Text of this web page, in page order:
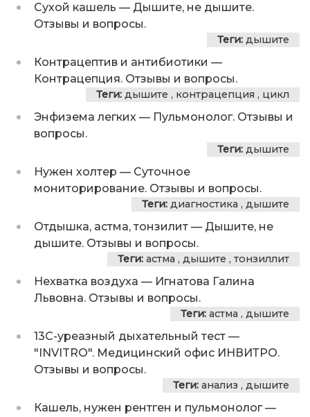
Сухой кашель — Дышите, не дышите.
Отзывы и вопросы.
Теги: дышите
Контрацептив и антибиотики —
Контрацепция. Отзывы и вопросы.
Теги: дышите , контрацепция , цикл
Энфизема легких — Пульмонолог. Отзывы и
вопросы.
Теги: дышите
Нужен холтер — Суточное
мониторирование. Отзывы и вопросы.
Теги: диагностика , дышите
Отдышка, астма, тонзилит — Дышите, не
дышите. Отзывы и вопросы.
Теги: астма , дышите , тонзиллит
Нехватка воздуха — Игнатова Галина
Львовна. Отзывы и вопросы.
Теги: астма , дышите
13С-уреазный дыхательный тест —
"INVITRO". Медицинский офис ИНВИТРО.
Отзывы и вопросы.
Теги: анализ , дышите
Кашель, нужен рентген и пульмонолог—